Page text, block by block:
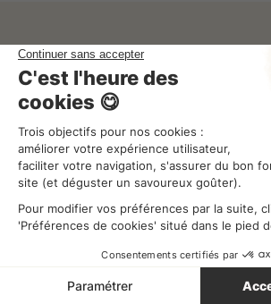
Organisez vos équipes du planning à la
Essayez Combo
gratuitement
Ces articles